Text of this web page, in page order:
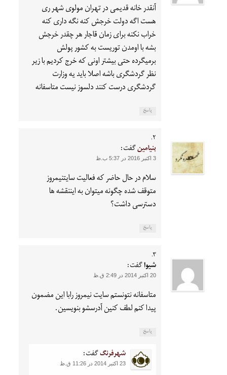
آنقدر خانه قدیمی در تهران مولوی شهر ری
هست اگه دولت خرجش کنه نگه داری کنه
خراب نکنه برای زمان قاجار هر چقدر خرجش
بشه با اومدن توریست به کشور پولش
برمیگرده حتی بیشتر اونی که خرج کردیم با زیر
نظر گردشگری باشه اصلا باید یه وزارت
گردشگری درست کنند دلسوز نیست متاسفانه
پاسخ
بنیامینگفت:
3 اکتبر 2016 در 5:37 ب.ظ
سلام در حال حاضر که فعالیت سایتنیمروز
متوقف شده چگونه میتوان به ایننقشه ها
دسترسی داشت؟
پاسخ
شیواگفت:
20 اکتبر 2014 در 2:49 ق.ظ
متاسفانه نتونستم سایت نیمروز رابا این مضمون
پیدا کنم لطف کنین آدرسشو بنویسین.
پاسخ
شهرفرنگگفت:
23 اکتبر 2014 در 11:26 ق.ظ